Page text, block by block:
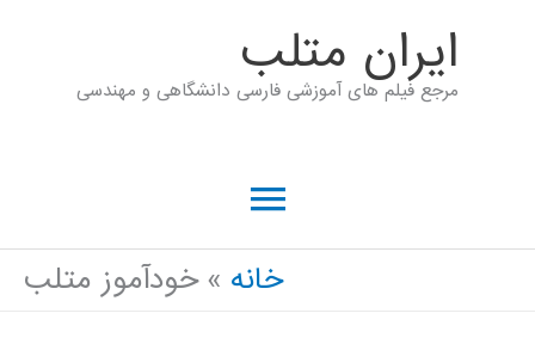
ايران متلب
مرجع فیلم های آموزشی فارسی دانشگاهی و مهندسی
فهرست
اصلی
خانه خودآموز متلب